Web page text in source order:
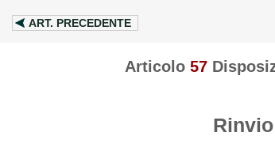
ART. PRECEDENTE
Articolo 57